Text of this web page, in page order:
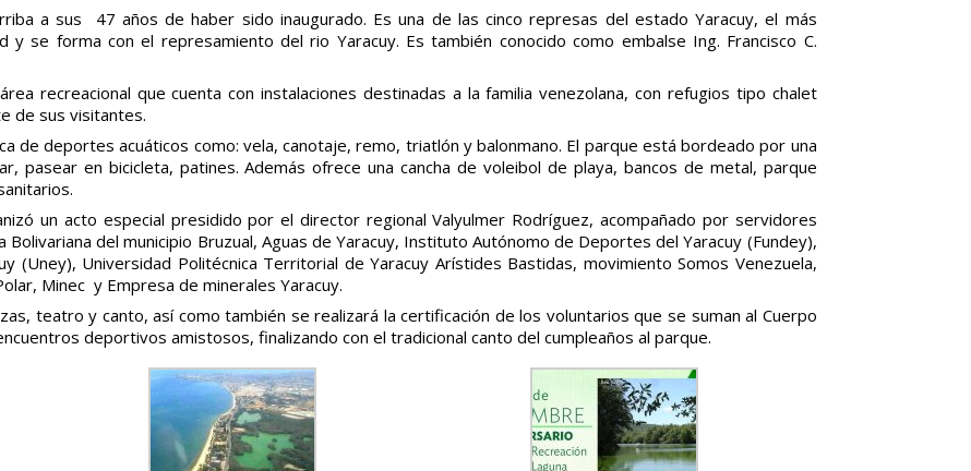
a sus 47 años de haber sido inaugurado. Es una de las cinco represas del estado Yaracuy, el más
se forma con el represamiento del rio Yaracuy. Es también conocido como embalse Ing. Francisco C.
recreacional que cuenta con instalaciones destinadas a la familia venezolana, con refugios tipo chalet
de sus visitantes.
de deportes acuáticos como: vela, canotaje, remo, triatlón y balonmano. El parque está bordeado por una
pasear en bicicleta, patines. Además ofrece una cancha de voleibol de playa, bancos de metal, parque
un acto especial presidido por el director regional Valyulmer Rodríguez, acompañado por servidores
del municipio Bruzual, Aguas de Yaracuy, Instituto Autónomo de Deportes del Yaracuy (Fundey),
(Uney), Universidad Politécnica Territorial de Yaracuy Arístides Bastidas, movimiento Somos Venezuela,
Minec y Empresa de minerales Yaracuy.
teatro y canto, así como también se realizará la certificación de los voluntarios que se suman al Cuerpo
deportivos amistosos, finalizando con el tradicional canto del cumpleaños al parque.